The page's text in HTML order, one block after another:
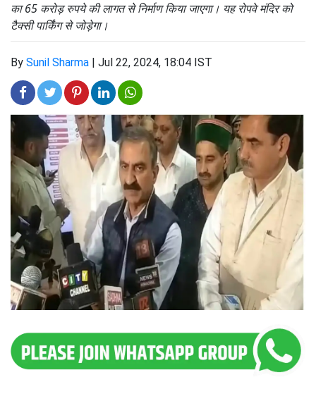
का 65 करोड़ रुपये की लागत से निर्माण किया जाएगा। यह रोपवे मंदिर को
टैक्सी पार्किंग से जोड़ेगा।
By Sunil Sharma | Jul 22, 2024, 18:04 IST